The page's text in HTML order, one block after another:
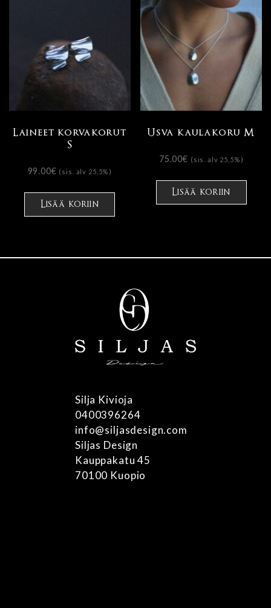
Laineet korvakorut
S
99.00€ (sis. alv 25,5%)
Lisää koriin
Usva kaulakoru M
75.00€ (sis. alv 25,5%)
Lisää koriin
on
Silja Kivioja
0400396264
info@siljasdesign.com
Siljas Design
Kauppakatu 45
70100 Kuopio